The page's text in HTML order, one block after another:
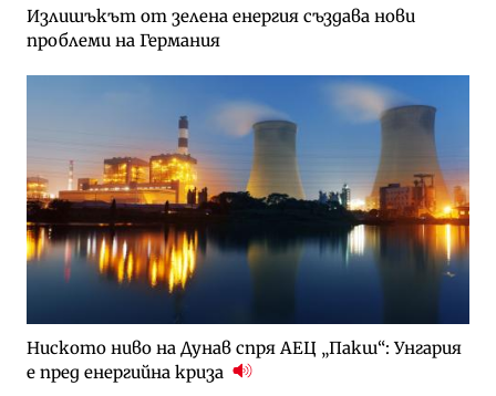
Излишъкът от зелена енергия създава нови
проблеми на Германия
Ниското ниво на Дунав спря АЕЦ „Пакш“: Унгария
е пред енергийна криза